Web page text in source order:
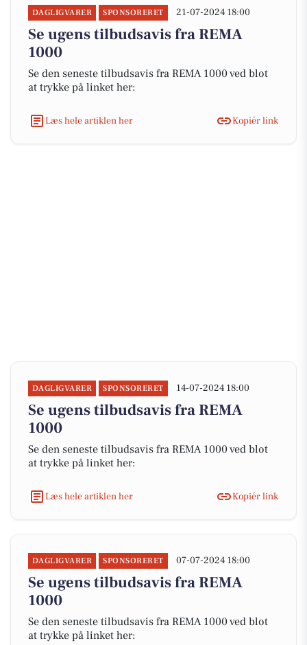
DAGLIGVARER SPONSORERET 21-07-2024 18:00
Se ugens tilbudsavis fra REMA
1000
Se den seneste tilbudsavis fra REMA 1000 ved blot
at trykke på linket her:
Læs hele artiklen her Kopiér link
DAGLIGVARER SPONSORERET 14-07-2024 18:00
Se ugens tilbudsavis fra REMA
1000
Se den seneste tilbudsavis fra REMA 1000 ved blot
at trykke på linket her:
Læs hele artiklen her Kopiér link
DAGLIGVARER SPONSORERET 07-07-2024 18:00
Se ugens tilbudsavis fra REMA
1000
Se den seneste tilbudsavis fra REMA 1000 ved blot
at trykke på linket her: